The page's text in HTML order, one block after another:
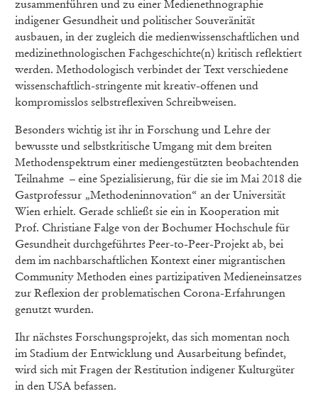
zusammenführen und zu einer Medienethnographie
indigener Gesundheit und politischer Souveränität
ausbauen, in der zugleich die medienwissenschaftlichen und
medizinethnologischen Fachgeschichte(n) kritisch reflektiert
werden. Methodologisch verbindet der Text verschiedene
wissenschaftlich-stringente mit kreativ-offenen und
kompromisslos selbstreflexiven Schreibweisen.
Besonders wichtig ist ihr in Forschung und Lehre der
bewusste und selbstkritische Umgang mit dem breiten
Methodenspektrum einer mediengestützten beobachtenden
Teilnahme – eine Spezialisierung, für die sie im Mai 2018 die
Gastprofessur „Methodeninnovation“ an der Universität
Wien erhielt. Gerade schließt sie ein in Kooperation mit
Prof. Christiane Falge von der Bochumer Hochschule für
Gesundheit durchgeführtes Peer-to-Peer-Projekt ab, bei
dem im nachbarschaftlichen Kontext einer migrantischen
Community Methoden eines partizipativen Medieneinsatzes
zur Reflexion der problematischen Corona-Erfahrungen
genutzt wurden.
Ihr nächstes Forschungsprojekt, das sich momentan noch
im Stadium der Entwicklung und Ausarbeitung befindet,
wird sich mit Fragen der Restitution indigener Kulturgüter
in den USA befassen.